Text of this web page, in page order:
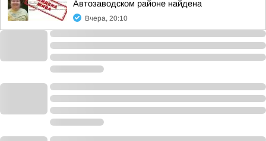
Автозаводском районе найдена
Вчера, 20:10